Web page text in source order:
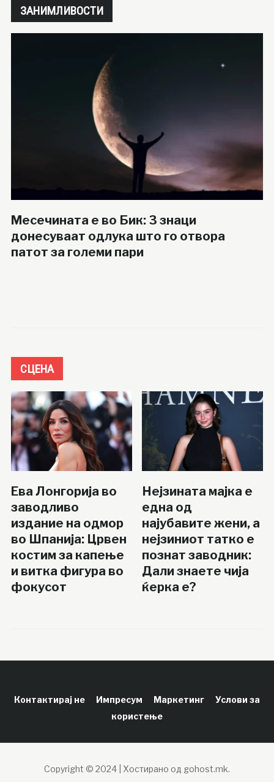
ЗАНИМЛИВОСТИ
Месечината е во Бик: 3 знаци
донесуваат одлука што го отвора
патот за големи пари
СЦЕНА
Ева Лонгорија во
заводливо
издание на одмор
во Шпанија: Црвен
костим за капење
и витка фигура во
фокусот
Нејзината мајка е
една од
најубавите жени, а
нејзиниот татко е
познат заводник:
Дали знаете чија
ќерка е?
Контактирај не Импресум Маркетинг
Услови за
користење
Copyright © 2024 | Хостирано од gohost.mk.